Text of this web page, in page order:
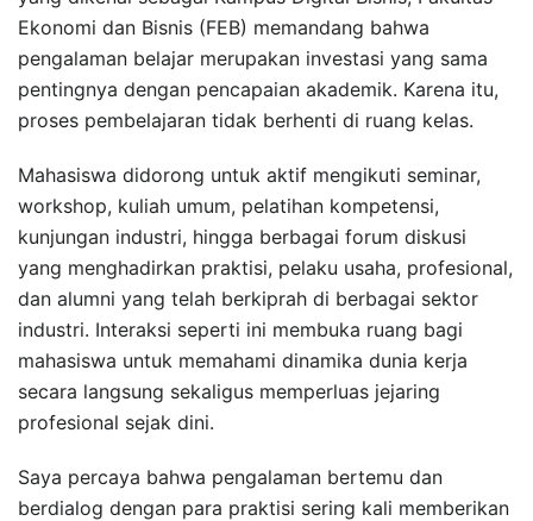
Ekonomi dan Bisnis (FEB) memandang bahwa
pengalaman belajar merupakan investasi yang sama
pentingnya dengan pencapaian akademik. Karena itu,
proses pembelajaran tidak berhenti di ruang kelas.
Mahasiswa didorong untuk aktif mengikuti seminar,
workshop, kuliah umum, pelatihan kompetensi,
kunjungan industri, hingga berbagai forum diskusi
yang menghadirkan praktisi, pelaku usaha, profesional,
dan alumni yang telah berkiprah di berbagai sektor
industri. Interaksi seperti ini membuka ruang bagi
mahasiswa untuk memahami dinamika dunia kerja
secara langsung sekaligus memperluas jejaring
profesional sejak dini.
Saya percaya bahwa pengalaman bertemu dan
berdialog dengan para praktisi sering kali memberikan